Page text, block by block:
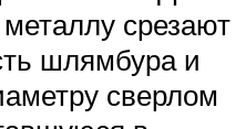
срезают
шлямбура и
сверлом